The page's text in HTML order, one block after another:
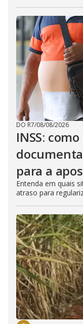
DO R7/08/08/2026
INSS:
para a
Entenda em quais
atraso para